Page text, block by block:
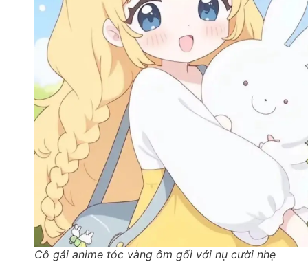
Cô gái anime tóc vàng ôm gối với nụ cười nhẹ